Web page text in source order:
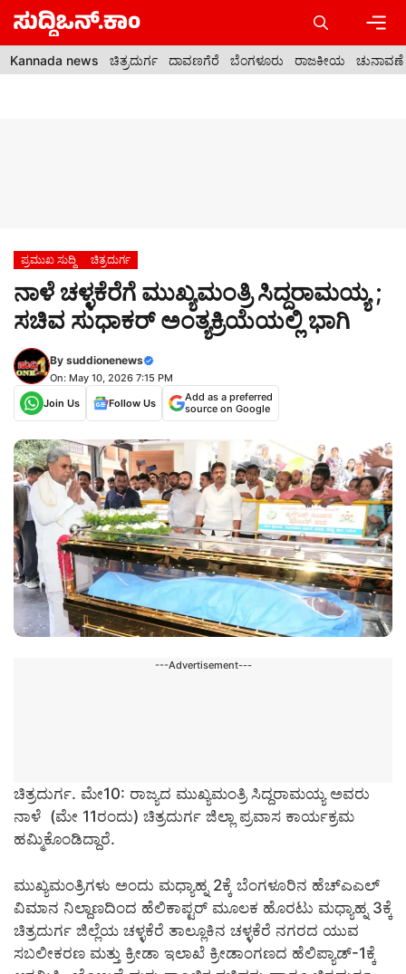
Skip
content
Kannada news ಚಿತ್ರದುರ್ಗ ದಾವಣಗೆರೆ ಬೆಂಗಳೂರು ರಾಜಕೀಯ ಚುನಾವಣೆ
ಪ್ರಮುಖ ಸುದ್ದಿ ಚಿತ್ರದುರ್ಗ
ನಾಳೆ ಚಳ್ಳಕೆರೆಗೆ ಮುಖ್ಯಮಂತ್ರಿ ಸಿದ್ದರಾಮಯ್ಯ ;
ಸಚಿವ ಸುಧಾಕರ್ ಅಂತ್ಯಕ್ರಿಯೆಯಲ್ಲಿ ಭಾಗಿ
By suddionenews
On: May 10, 2026 7:15 PM
Join Us
Follow Us
Add as a preferred
source on Google
---Advertisement---
ಚಿತ್ರದುರ್ಗ. ಮೇ10: ರಾಜ್ಯದ ಮುಖ್ಯಮಂತ್ರಿ ಸಿದ್ದರಾಮಯ್ಯ ಅವರು
ನಾಳೆ (ಮೇ 11ರಂದು) ಚಿತ್ರದುರ್ಗ ಜಿಲ್ಲಾ ಪ್ರವಾಸ ಕಾರ್ಯಕ್ರಮ
ಹಮ್ಮಿಕೊಂಡಿದ್ದಾರೆ.
ಮುಖ್ಯಮಂತ್ರಿಗಳು ಅಂದು ಮಧ್ಯಾಹ್ನ 2ಕ್ಕೆ ಬೆಂಗಳೂರಿನ ಹೆಚ್‍ಎಎಲ್
ವಿಮಾನ ನಿಲ್ದಾಣದಿಂದ ಹೆಲಿಕಾಪ್ಟರ್ ಮೂಲಕ ಹೊರಟು ಮಧ್ಯಾಹ್ನ 3ಕ್ಕೆ
ಚಿತ್ರದುರ್ಗ ಜಿಲ್ಲೆಯ ಚಳ್ಳಕೆರೆ ತಾಲ್ಲೂಕಿನ ಚಳ್ಳಕೆರೆ ನಗರದ ಯುವ
ಸಬಲೀಕರಣ ಮತ್ತು ಕ್ರೀಡಾ ಇಲಾಖೆ ಕ್ರೀಡಾಂಗಣದ ಹೆಲಿಪ್ಯಾಡ್-1ಕ್ಕೆ